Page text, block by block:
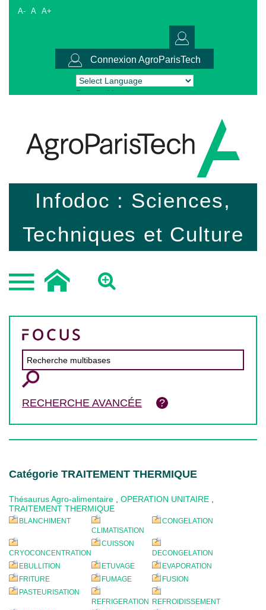
A- A A+
Connexion AgroParisTech
Powered by Translate
Infodoc : Sciences,
Techniques et Culture
RECHERCHE AVANCÉE
Catégorie TRAITEMENT THERMIQUE
Thésaurus Agro-alimentaire OPERATION UNITAIRE
TRAITEMENT THERMIQUE
BLANCHIMENT
CLIMATISATION
CONGELATION
CRYOCONCENTRATION
CUISSON
DECONGELATION
EBULLITION
ETUVAGE
EVAPORATION
FRITURE
FUMAGE
FUSION
PASTEURISATION
REFRIGERATION
REFROIDISSEMENT